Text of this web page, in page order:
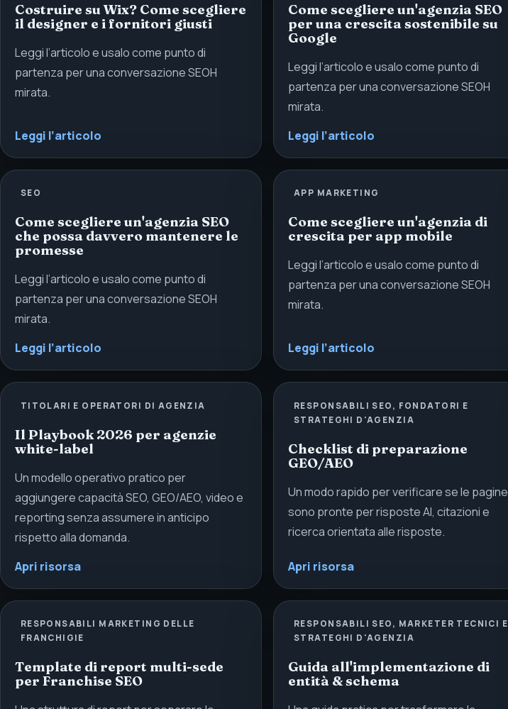
Costruire su Wix? Come scegliere
il designer e i fornitori giusti
Leggi l’articolo e usalo come punto di
partenza per una conversazione SEOH
mirata.
Leggi l’articolo
Come scegliere un'agenzia SEO
per una crescita sostenibile su
Google
Leggi l’articolo e usalo come punto di
partenza per una conversazione SEOH
mirata.
Leggi l’articolo
SEO
Come scegliere un'agenzia SEO
che possa davvero mantenere le
promesse
Leggi l’articolo e usalo come punto di
partenza per una conversazione SEOH
mirata.
Leggi l’articolo
APP MARKETING
Come scegliere un'agenzia di
crescita per app mobile
Leggi l’articolo e usalo come punto di
partenza per una conversazione SEOH
mirata.
Leggi l’articolo
TITOLARI E OPERATORI DI AGENZIA
Il Playbook 2026 per agenzie
white-label
Un modello operativo pratico per
aggiungere capacità SEO, GEO/AEO, video e
reporting senza assumere in anticipo
rispetto alla domanda.
Apri risorsa
RESPONSABILI SEO, FONDATORI E
STRATEGHI D'AGENZIA
Checklist di preparazione
GEO/AEO
Un modo rapido per verificare se le pagine
sono pronte per risposte AI, citazioni e
ricerca orientata alle risposte.
Apri risorsa
RESPONSABILI MARKETING DELLE
FRANCHIGIE
Template di report multi-sede
per Franchise SEO
RESPONSABILI SEO, MARKETER TECNICI E
STRATEGHI D'AGENZIA
Guida all'implementazione di
entità & schema